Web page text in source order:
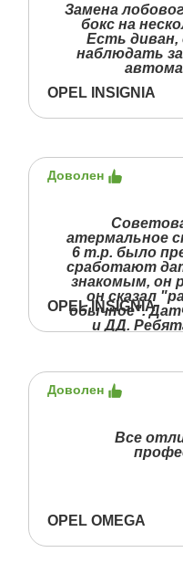
Замена
бокс на
Есть диван,
наблюдать
OPEL INSIGNIA
Доволен
атермальное
6 т.р. было
сработают
знакомым, он
он сказал
обычное".
и ДД.
OPEL INSIGNIA
Доволен
Все
OPEL OMEGA